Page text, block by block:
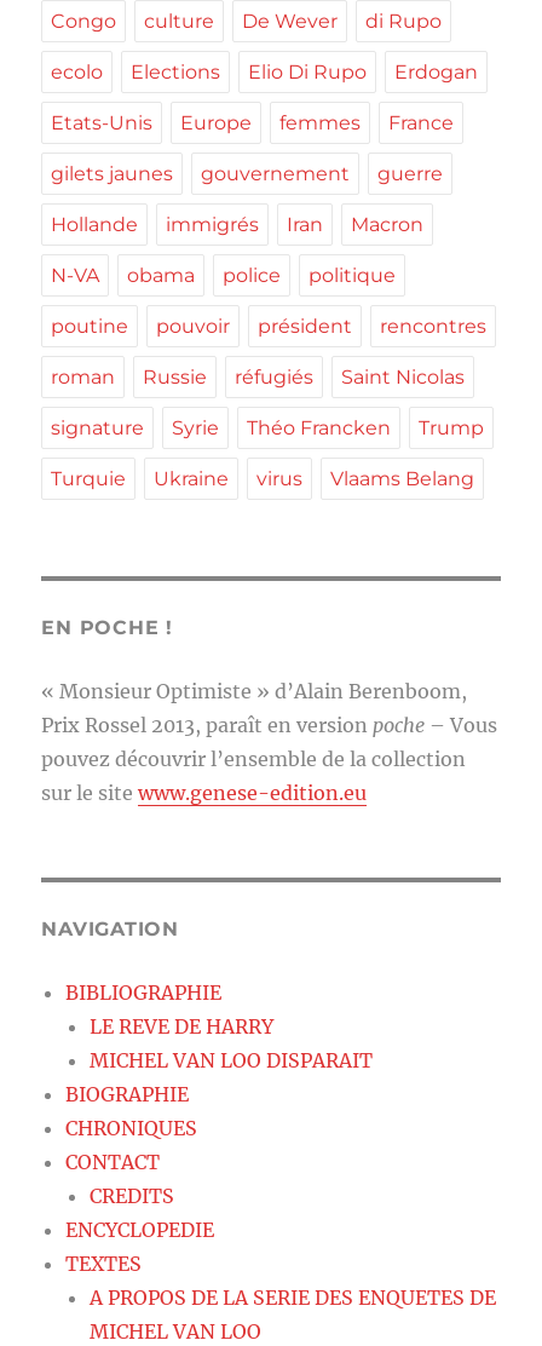
Congo culture De Wever di Rupo
ecolo Elections Elio Di Rupo Erdogan
Etats-Unis Europe femmes France
gilets jaunes gouvernement guerre
Hollande immigrés Iran Macron
N-VA obama police politique
poutine pouvoir président rencontres
roman Russie réfugiés Saint Nicolas
signature Syrie Théo Francken Trump
Turquie Ukraine virus Vlaams Belang
EN POCHE !
« Monsieur Optimiste » d’Alain Berenboom,
Prix Rossel 2013, paraît en version poche – Vous
pouvez découvrir l’ensemble de la collection
sur le sitewww.genese-edition.eu
NAVIGATION
BIBLIOGRAPHIE
LE REVE DE HARRY
MICHEL VAN LOO DISPARAIT
BIOGRAPHIE
CHRONIQUES
CONTACT
CREDITS
ENCYCLOPEDIE
TEXTES
A PROPOS DE LA SERIE DES ENQUETES DE
MICHEL VAN LOO